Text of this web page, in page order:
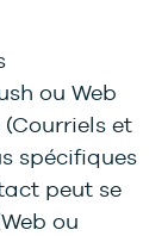
ou Web
et
spécifiques
peut se
ou